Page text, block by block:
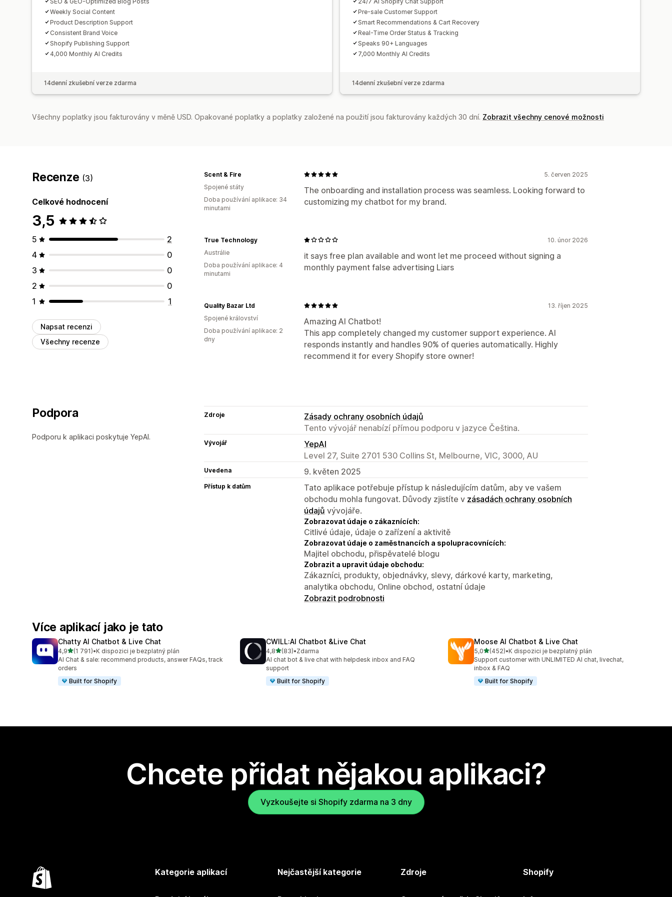
Weekly Social Content
Product Description Support
Consistent Brand Voice
Shopify Publishing Support
4,000 Monthly AI Credits
14denní zkušební verze zdarma
Pre-sale Customer Support
Smart Recommendations & Cart Recovery
Real-Time Order Status & Tracking
Speaks 90+ Languages
7,000 Monthly AI Credits
14denní zkušební verze zdarma
Všechny poplatky jsou fakturovány v měně USD. Opakované poplatky a poplatky založené na použití jsou fakturovány každých 30 dní. Zobrazit všechny cenové možnosti
Recenze (3)
Celkové hodnocení
3,5
5
2
4
0
3
0
2
0
1
1
Napsat recenzi
Všechny recenze
5. červen 2025
The onboarding and installation process was seamless. Looking forward to
customizing my chatbot for my brand.
Scent & Fire
Spojené státy
Doba používání aplikace: 34
minutami
10. únor 2026
it says free plan available and wont let me proceed without signing a
monthly payment false advertising Liars
True Technology
Austrálie
Doba používání aplikace: 4
minutami
13. říjen 2025
Amazing AI Chatbot!
This app completely changed my customer support experience. AI
responds instantly and handles 90% of queries automatically. Highly
recommend it for every Shopify store owner!
Quality Bazar Ltd
Spojené království
Doba používání aplikace: 2
dny
Podpora
Podporu k aplikaci poskytuje YepAI.
Zdroje
Zásady ochrany osobních údajů
Tento vývojář nenabízí přímou podporu v jazyce Čeština.
Vývojář
YepAI
Level 27, Suite 2701 530 Collins St, Melbourne, VIC, 3000, AU
Uvedena 9. květen 2025
Přístup k datům
Tato aplikace potřebuje přístup k následujícím datům, aby ve vašem
obchodu mohla fungovat. Důvody zjistíte v zásadách ochrany osobních
údajů vývojáře.
Zobrazovat údaje o zákaznících:
Citlivé údaje, údaje o zařízení a aktivitě
Zobrazovat údaje o zaměstnancích a spolupracovnících:
Majitel obchodu, přispěvatelé blogu
Zobrazit a upravit údaje obchodu:
Zákazníci, produkty, objednávky, slevy, dárkové karty, marketing,
analytika obchodu, Online obchod, ostatní údaje
Zobrazit podrobnosti
Více aplikací jako je tato
Chatty AI Chatbot & Live Chat
4,9z 5 hvězd
(1 791)
Celkový počet recenzí: 1791
•K dispozici je bezplatný plán
AI Chat & sale: recommend products, answer FAQs, track
orders
Built for Shopify
CWILL:AI Chatbot &Live Chat
4,8z 5 hvězd
(83)
Celkový počet recenzí: 83
•Zdarma
AI chat bot & live chat with helpdesk inbox and FAQ
support
Built for Shopify
Moose AI Chatbot & Live Chat
5,0z 5 hvězd
(452)
Celkový počet recenzí: 452
•K dispozici je bezplatný plán
Support customer with UNLIMITED AI chat, livechat,
inbox & FAQ
Built for Shopify
Chcete přidat nějakou aplikaci?
Vyzkoušejte si Shopify zdarma na 3 dny
Kategorie aplikací Nejčastější kategorie Zdroje Shopify